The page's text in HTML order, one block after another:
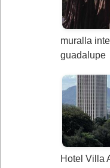
muralla
guadalupe
Hotel Villa